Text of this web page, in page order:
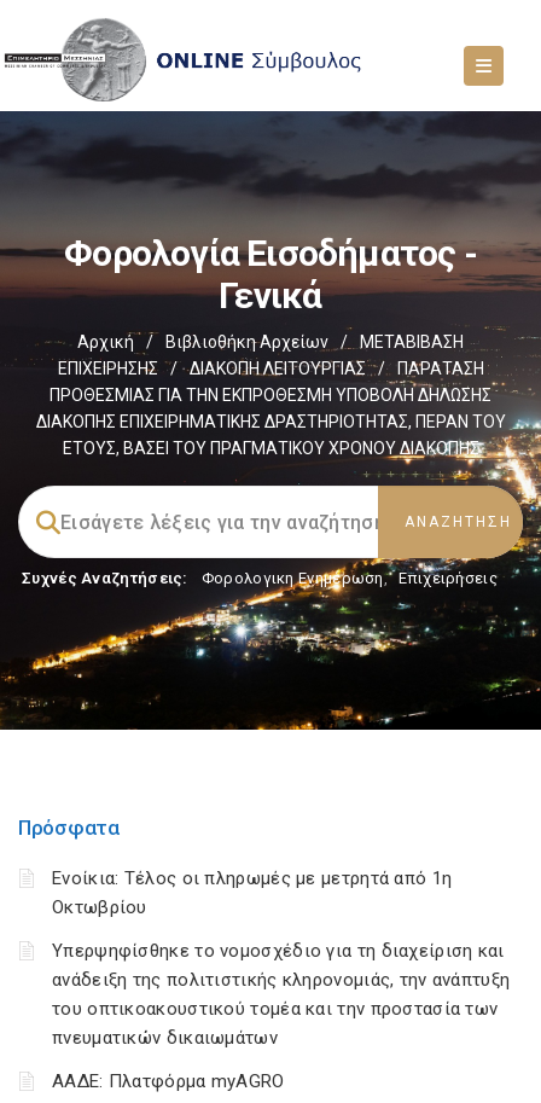
Φορολογία Εισοδήματος -
Γενικά
Αρχική / Βιβλιοθήκη Αρχείων /
ΜΕΤΑΒΙΒΑΣΗ
ΕΠΙΧΕIΡΗΣΗΣ
/ ΔΙΑΚΟΠΗ ΛΕΙΤΟΥΡΓΙΑΣ /
ΠΑΡΑΤΑΣΗ
ΠΡΟΘΕΣΜΙΑΣ ΓΙΑ ΤΗΝ ΕΚΠΡΟΘΕΣΜΗ ΥΠΟΒΟΛΗ ΔΗΛΩΣΗΣ
ΔΙΑΚΟΠΗΣ ΕΠΙΧΕΙΡΗΜΑΤΙΚΗΣ ΔΡΑΣΤΗΡΙΟΤΗΤΑΣ, ΠΕΡΑΝ ΤΟΥ
ΕΤΟΥΣ, ΒΑΣΕΙ ΤΟΥ ΠΡΑΓΜΑΤΙΚΟΥ ΧΡΟΝΟΥ ΔΙΑΚΟΠΗΣ
Συχνές Αναζητήσεις: Φορολογικη Ενημέρωση, Επιχειρήσεις
Πρόσφατα
Ενοίκια: Τέλος οι πληρωμές με μετρητά από 1η
Οκτωβρίου
Υπερψηφίσθηκε το νομοσχέδιο για τη διαχείριση και
ανάδειξη της πολιτιστικής κληρονομιάς, την ανάπτυξη
του οπτικοακουστικού τομέα και την προστασία των
πνευματικών δικαιωμάτων
ΑΑΔΕ: Πλατφόρμα myAGRO